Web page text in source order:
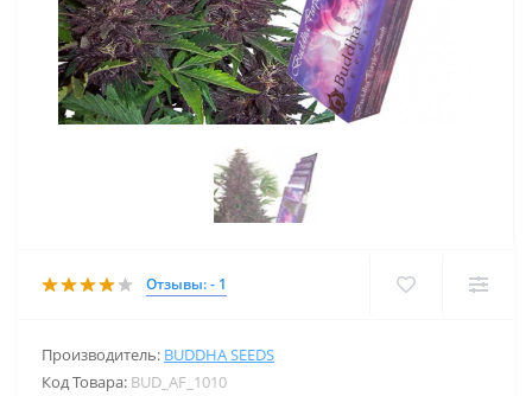
Отзывы: - 1
Производитель: BUDDHA SEEDS
Код Товара: BUD_AF_1010